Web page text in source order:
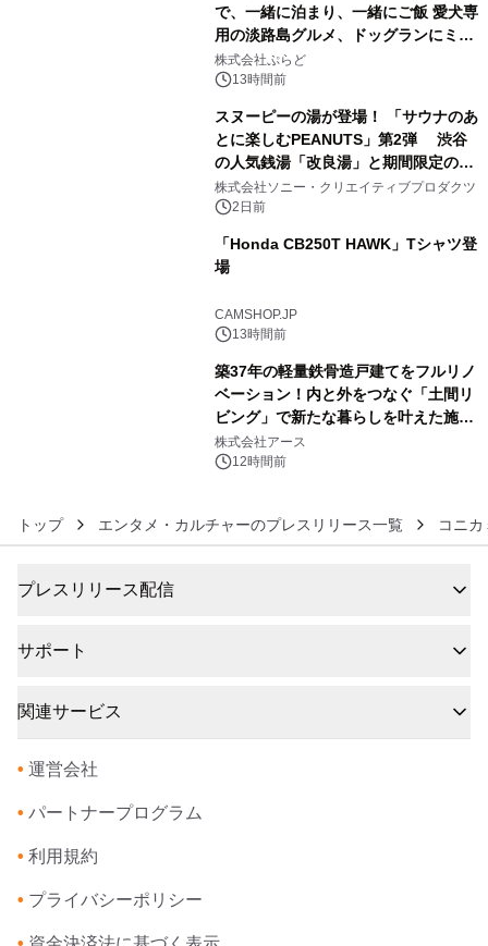
で、一緒に泊まり、一緒にご飯 愛犬専
用の淡路島グルメ、ドッグランにミニ
プール グランピングとトレーラーハウ
スの2施設で
株式会社ぷらど
13時間前
スヌーピーの湯が登場！ 「サウナのあ
とに楽しむPEANUTS」第2弾 渋谷
の人気銭湯「改良湯」と期間限定のコ
ラボレーション サウナイキタイコラ
ボグッズも発売決定！
株式会社ソニー・クリエイティブプロダクツ
2日前
「Honda CB250T HAWK」Tシャツ登
場
CAMSHOP.JP
13時間前
築37年の軽量鉄骨造戸建てをフルリノ
ベーション！内と外をつなぐ「土間リ
ビング」で新たな暮らしを叶えた施工
事例を株式会社アースが公開
株式会社アース
12時間前
トップ エンタメ・カルチャーのプレスリリース一覧 コニ
プレスリリース配信
サポート
関連サービス
• 運営会社
• パートナープログラム
• 利用規約
• プライバシーポリシー